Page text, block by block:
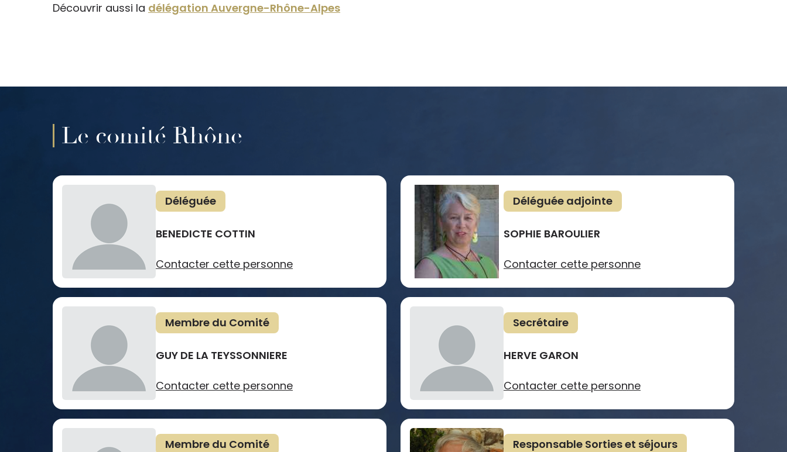
Découvrir aussi la délégation Auvergne-Rhône-Alpes
Le comité Rhône
Déléguée
BENEDICTE COTTIN
Contacter cette personne
Déléguée adjointe
SOPHIE BAROULIER
Contacter cette personne
Membre du Comité
GUY DE LA TEYSSONNIERE
Contacter cette personne
Secrétaire
HERVE GARON
Contacter cette personne
Membre du Comité Responsable Sorties et séjours